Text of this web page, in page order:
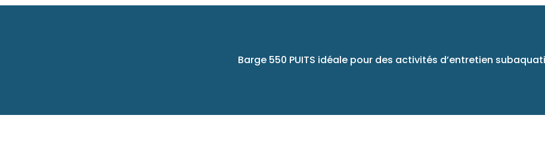
Barge 550 PUITS idéale pour des activités d’entretien